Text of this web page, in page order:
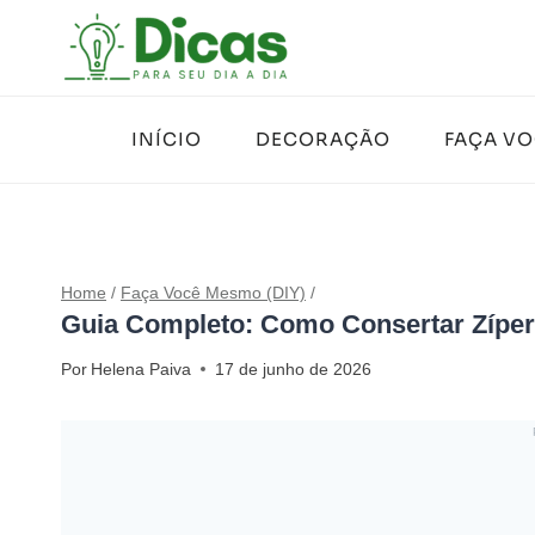
INÍCIO
DECORAÇÃO FAÇA
Home / Faça Você Mesmo (DIY) /
Guia Completo: Como Consertar
Por Helena Paiva 17 de junho de 2026